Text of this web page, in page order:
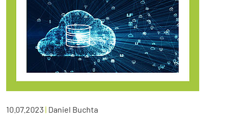
10.07.2023| Daniel Buchta